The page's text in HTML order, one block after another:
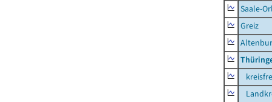
Saale-
Greiz